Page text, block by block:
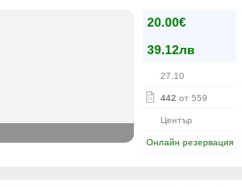
20.00€
39.12лв
27.10
442 от 559
Център
Онлайн резервация